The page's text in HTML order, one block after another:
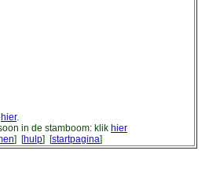
hier.
in de stamboom: klik hier
] [hulp] [startpagina]